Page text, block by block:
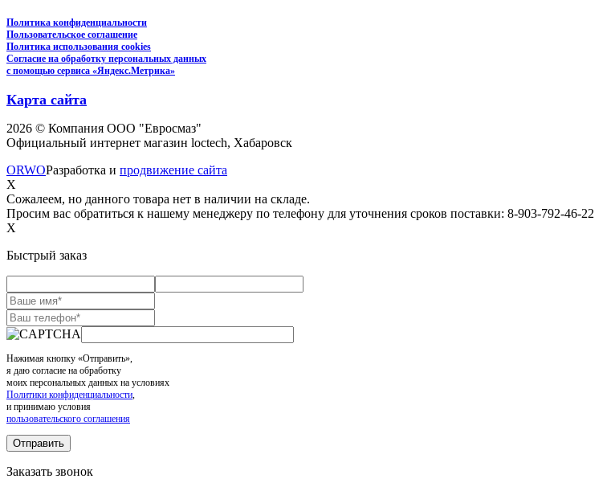
Политика конфиденциальности
Пользовательское соглашение
Политика использования cookies
Согласие на обработку персональных данных
с помощью сервиса «Яндекс.Метрика»
Карта сайта
2026 © Компания ООО "Евросмаз"
Официальный интернет магазин loctech, Хабаровск
ORWOРазработка и продвижение сайта
X
Сожалеем, но данного товара нет в наличии на складе.
Просим вас обратиться к нашему менеджеру по телефону для уточнения сроков поставки: 8-903-792-46-22
X
Быстрый заказ
Нажимая кнопку «Отправить»,
я даю согласие на обработку
моих персональных данных на условиях
Политики конфиденциальности,
и принимаю условия
пользовательского соглашения
Заказать звонок